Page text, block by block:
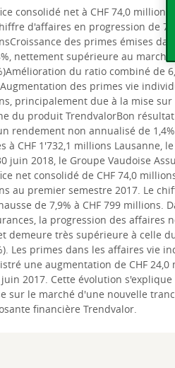
consolidé net à CHF 74,0
d'affaires en progression de
des primes émises
nettement supérieure au marché
du ratio combiné de
des primes vie
principalement due à la mise
du produit TrendvalorBon
rendement non annualisé de
à CHF 1'732,1 millions Lausanne,
juin 2018, le Groupe Vaudoise
net consolidé de CHF 74,0
au premier semestre 2017. Le
de 7,9% à CHF 799 millions.
la progression des affaires
demeure très supérieure à celle
Les primes dans les affaires vie
une augmentation de CHF
2017. Cette évolution
sur le marché d'une nouvelle
financière Trendvalor.